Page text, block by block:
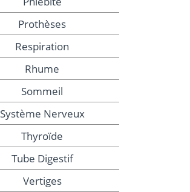
Prothèses
Respiration
Rhume
Sommeil
Système Nerveux
Thyroïde
Tube Digestif
Vertiges